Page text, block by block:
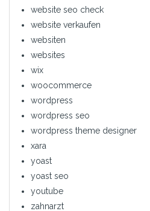
website seo check
website verkaufen
websiten
websites
wix
woocommerce
wordpress
wordpress seo
wordpress theme designer
xara
yoast
yoast seo
youtube
zahnarzt